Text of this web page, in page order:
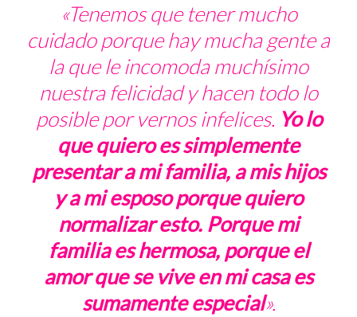
«Tenemos que tener mucho
cuidado porque hay mucha gente a
la que le incomoda muchísimo
nuestra felicidad y hacen todo lo
posible por vernos infelices. Yo lo
que quiero es simplemente
presentar a mi familia, a mis hijos
y a mi esposo porque quiero
normalizar esto. Porque mi
familia es hermosa, porque el
amor que se vive en mi casa es
sumamente especial».